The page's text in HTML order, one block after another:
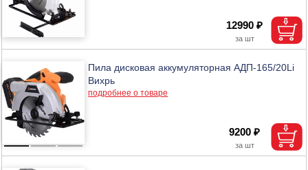
12990 ₽
Пила дисковая аккумуляторная АДП-165/20Li
Вихрь
подробнее о товаре
9200 ₽